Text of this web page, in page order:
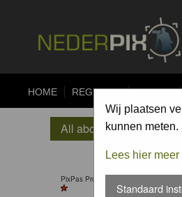
HOME REGISTER FORUM
Wij plaatsen
kunnen
Lees hier
Standaard
All about Nel R
PixPas Pro till 25 Jun 2027